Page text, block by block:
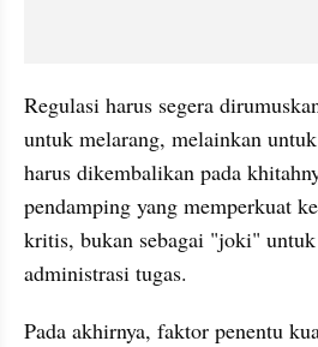
Regulasi harus segera
untuk melarang, melainkan
harus dikembalikan pada
pendamping yang memperkuat
kritis, bukan sebagai "joki" untuk
administrasi tugas.
Pada akhirnya, faktor penentu